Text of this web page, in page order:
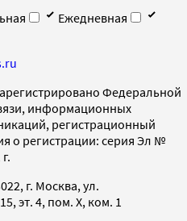
Ежедневная
Федеральной
информационных
регистрационный
о регистрации: серия Эл №
г. Москва, ул.
эт. 4, пом. X, ком. 1